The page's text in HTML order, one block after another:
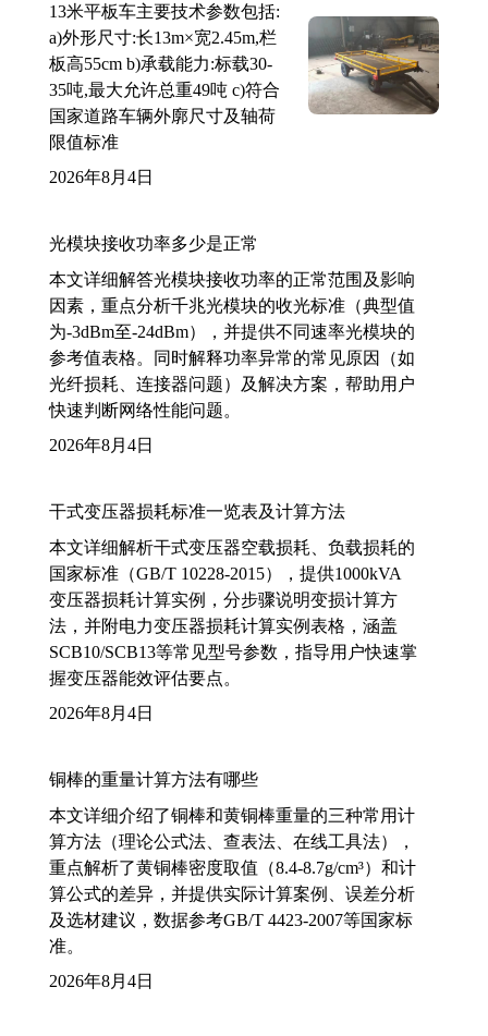
13米平板车主要技术参数包括:
a)外形尺寸:长13m×宽2.45m,栏
板高55cm b)承载能力:标载30-
35吨,最大允许总重49吨 c)符合
国家道路车辆外廓尺寸及轴荷
限值标准
2026年8月4日
光模块接收功率多少是正常
本文详细解答光模块接收功率的正常范围及影响
因素，重点分析千兆光模块的收光标准（典型值
为-3dBm至-24dBm），并提供不同速率光模块的
参考值表格。同时解释功率异常的常见原因（如
光纤损耗、连接器问题）及解决方案，帮助用户
快速判断网络性能问题。
2026年8月4日
干式变压器损耗标准一览表及计算方法
本文详细解析干式变压器空载损耗、负载损耗的
国家标准（GB/T 10228-2015），提供1000kVA
变压器损耗计算实例，分步骤说明变损计算方
法，并附电力变压器损耗计算实例表格，涵盖
SCB10/SCB13等常见型号参数，指导用户快速掌
握变压器能效评估要点。
2026年8月4日
铜棒的重量计算方法有哪些
本文详细介绍了铜棒和黄铜棒重量的三种常用计
算方法（理论公式法、查表法、在线工具法），
重点解析了黄铜棒密度取值（8.4-8.7g/cm³）和计
算公式的差异，并提供实际计算案例、误差分析
及选材建议，数据参考GB/T 4423-2007等国家标
准。
2026年8月4日